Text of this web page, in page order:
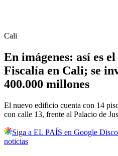
Cali
En imágenes: así es
Fiscalía en Cali; se
400.000 millones
El nuevo edificio cuenta con 14
con calle 13, frente al Palacio de
Siga a EL PAÍS en Google
noticias